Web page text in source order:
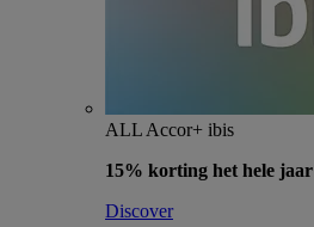
ALL Accor+ ibis
15% korting het hele jaar
Discover